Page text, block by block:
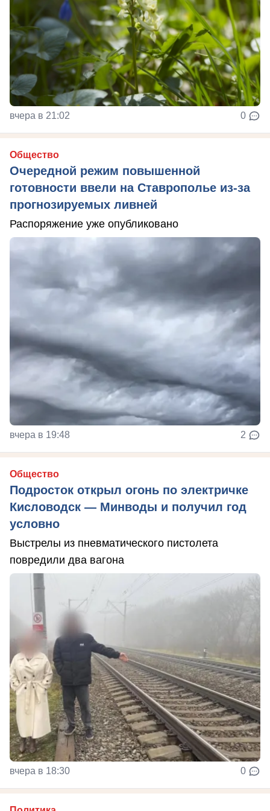
вчера в 21:02 0
Общество
Очередной режим повышенной
готовности ввели на Ставрополье из-за
прогнозируемых ливней
Распоряжение уже опубликовано
вчера в 19:48 2
Общество
Подросток открыл огонь по электричке
Кисловодск — Минводы и получил год
условно
Выстрелы из пневматического пистолета
повредили два вагона
вчера в 18:30 0